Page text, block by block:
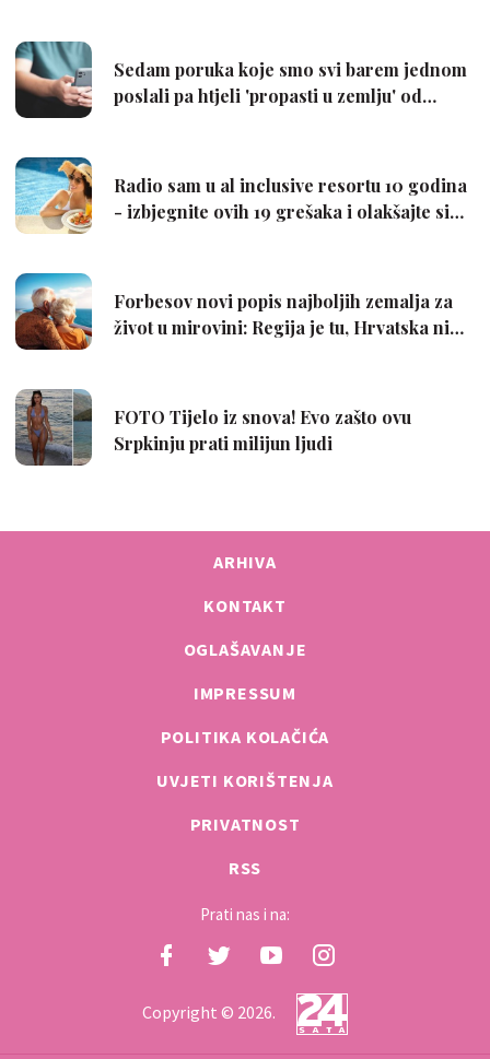
ARHIVA
KONTAKT
OGLAŠAVANJE
IMPRESSUM
POLITIKA KOLAČIĆA
UVJETI KORIŠTENJA
PRIVATNOST
RSS
Prati nas i na:
Copyright © 2026.